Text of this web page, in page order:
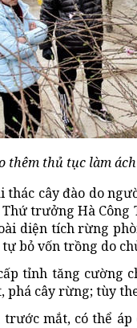
thêm thủ tục làm
thác cây đào do
trưởng Hà Công
diện tích rừng
bỏ vốn trồng do
tỉnh tăng cường
phá cây rừng; tùy
mắt, có thể